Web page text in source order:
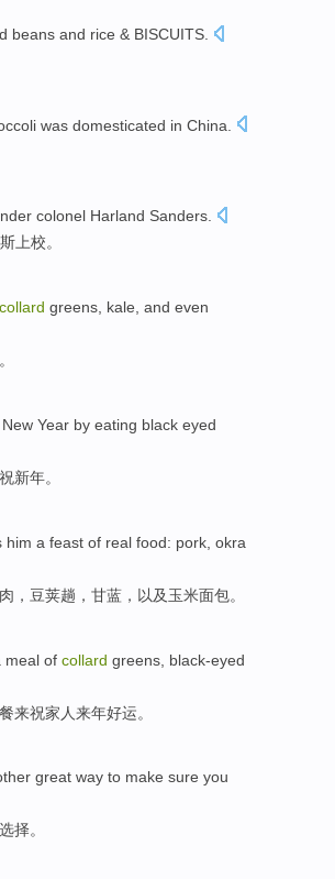
beans and rice & BISCUITS
was domesticated in China.
colonel Harland Sanders.
上校。
collard greens, kale and even
。
Year by eating black eyed
新年。
him a feast of real food: pork okra
， 豆荚趟， 甘蓝 ， 以及玉米面包。
meal of collard greens, black-eyed
餐来祝家人来年好运。
great way to make sure you
择。